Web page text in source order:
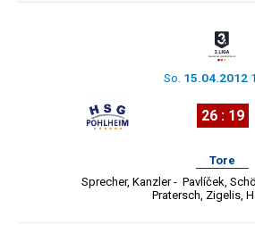
So. 15.04.2012
26 : 19
Tore
Sprecher, Kanzler- Pavlíček,
Pratersch, Zigelis,